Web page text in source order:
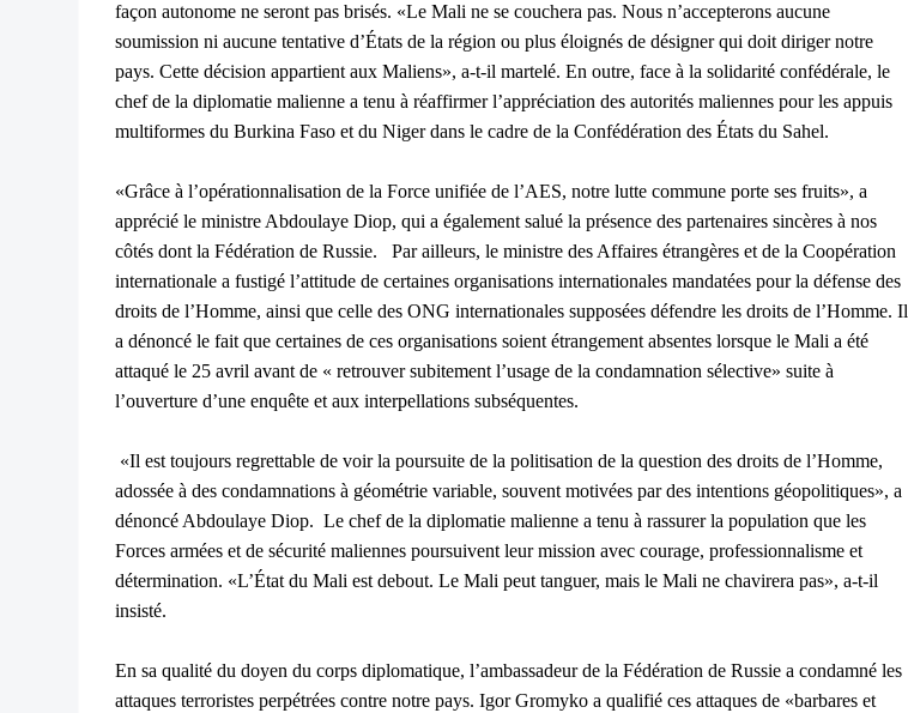
façon autonome ne seront pas brisés. «Le Mali ne se couchera pas. Nous n’accepterons aucune
soumission ni aucune tentative d’États de la région ou plus éloignés de désigner qui doit diriger notre
pays. Cette décision appartient aux Maliens», a-t-il martelé. En outre, face à la solidarité confédérale, le
chef de la diplomatie malienne a tenu à réaffirmer l’appréciation des autorités maliennes pour les appuis
multiformes du Burkina Faso et du Niger dans le cadre de la Confédération des États du Sahel.
«Grâce à l’opérationnalisation de la Force unifiée de l’AES, notre lutte commune porte ses fruits», a
apprécié le ministre Abdoulaye Diop, qui a également salué la présence des partenaires sincères à nos
côtés dont la Fédération de Russie. Par ailleurs, le ministre des Affaires étrangères et de la Coopération
internationale a fustigé l’attitude de certaines organisations internationales mandatées pour la défense des
droits de l’Homme, ainsi que celle des ONG internationales supposées défendre les droits de l’Homme. Il
a dénoncé le fait que certaines de ces organisations soient étrangement absentes lorsque le Mali a été
attaqué le 25 avril avant de « retrouver subitement l’usage de la condamnation sélective» suite à
l’ouverture d’une enquête et aux interpellations subséquentes.
«Il est toujours regrettable de voir la poursuite de la politisation de la question des droits de l’Homme,
adossée à des condamnations à géométrie variable, souvent motivées par des intentions géopolitiques», a
dénoncé Abdoulaye Diop. Le chef de la diplomatie malienne a tenu à rassurer la population que les
Forces armées et de sécurité maliennes poursuivent leur mission avec courage, professionnalisme et
détermination. «L’État du Mali est debout. Le Mali peut tanguer, mais le Mali ne chavirera pas», a-t-il
insisté.
En sa qualité du doyen du corps diplomatique, l’ambassadeur de la Fédération de Russie a condamné les
attaques terroristes perpétrées contre notre pays. Igor Gromyko a qualifié ces attaques de «barbares et